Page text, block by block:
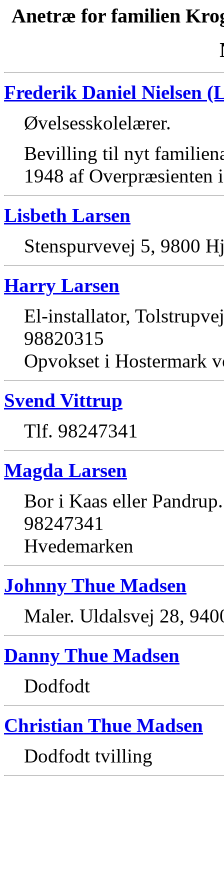
Anetræ for familien
Frederik Daniel Nielsen
Øvelsesskolelærer.
Bevilling til nyt
1948 af Overpræsienten
Lisbeth Larsen
Stenspurvevej 5, 9800
Harry Larsen
El-installator,
98820315
Opvokset i Hostermark
Svend Vittrup
Tlf. 98247341
Magda Larsen
Bor i Kaas eller
98247341
Hvedemarken
Johnny Thue Madsen
Maler. Uldalsvej 28,
Danny Thue Madsen
Dodfodt
Christian Thue Madsen
Dodfodt tvilling